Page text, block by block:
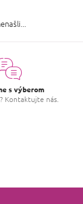
s výberom
Kontaktujte nás.